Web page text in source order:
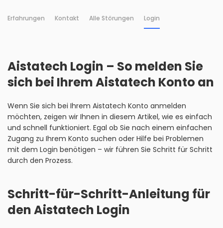
Erfahrungen Kontakt Alle Störungen Login
Aistatech Login – So melden Sie
sich bei Ihrem Aistatech Konto an
Wenn Sie sich bei Ihrem Aistatech Konto anmelden
möchten, zeigen wir Ihnen in diesem Artikel, wie es einfach
und schnell funktioniert. Egal ob Sie nach einem einfachen
Zugang zu Ihrem Konto suchen oder Hilfe bei Problemen
mit dem Login benötigen – wir führen Sie Schritt für Schritt
durch den Prozess.
Schritt-für-Schritt-Anleitung für
den Aistatech Login